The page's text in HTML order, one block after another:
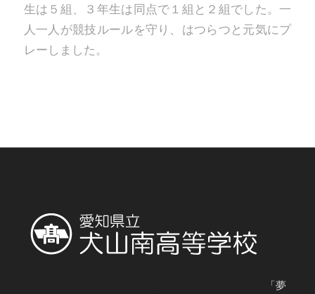
生は５組、３年生は同点で１組と２組でした。一
人一人が競技ルールを守り、はつらつと元気にプ
レーしました。
「夢